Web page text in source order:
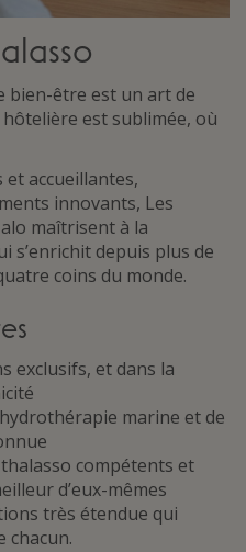
bien-être est un art de
est sublimée, où
accueillantes,
innovants, Les
maîtrisent à la
s’enrichit depuis plus de
coins du monde.
exclusifs, et dans la
marine et de
compétents et
d’eux-mêmes
très étendue qui
chacun.